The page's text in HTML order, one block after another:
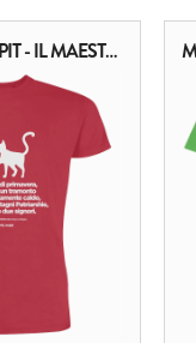
MINIMAL INCIPIT - IL MAESTRO E MARGHERITA